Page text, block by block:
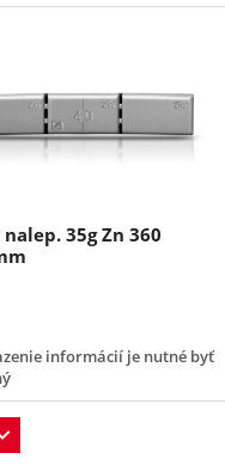
35g Zn 360
informácií je nutné byť